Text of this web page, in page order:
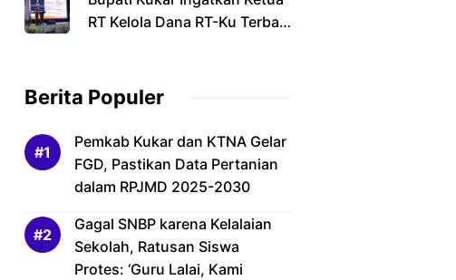
RT Kelola Dana RT-Ku Terbaik
Berita Populer
Pemkab Kukar dan KTNA Gelar
FGD, Pastikan Data Pertanian
dalam RPJMD 2025-2030
Gagal SNBP karena Kelalaian
Sekolah, Ratusan Siswa
Protes: ‘Guru Lalai, Kami